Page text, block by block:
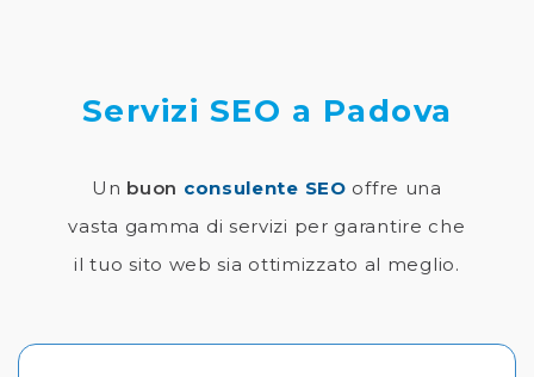
Servizi SEO a Padova
Un buon consulente SEO offre una
vasta gamma di servizi per garantire che
il tuo sito web sia ottimizzato al meglio.